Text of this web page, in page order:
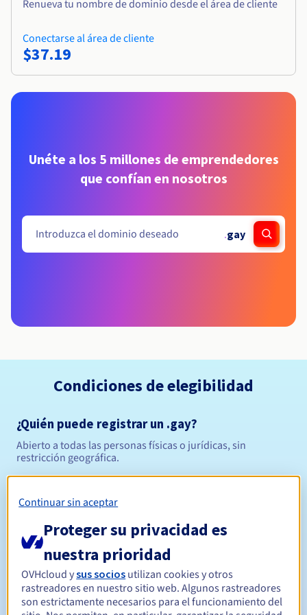
Renueva tu nombre de dominio desde el área de cliente
Conectarse al área de cliente
$37.19
Unéte a los 5 millones de emprendedores
que confían en nosotros
.gay
Condiciones de elegibilidad
¿Quién puede registrar un .gay?
Abierto a todas las personas físicas o jurídicas, sin
restricción geográfica.
Período de registro
Período de renovación Entre 1 y 10 años
Continuar sin aceptar
Proteger su privacidad es
nuestra prioridad
OVHcloud ysus socios utilizan cookies y otros
rastreadores en nuestro sitio web. Algunos rastreadores
son estrictamente necesarios para el funcionamiento del